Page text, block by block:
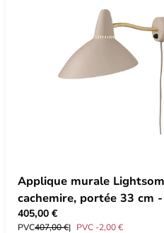
Applique murale
cachemire, portée 33 cm
Nordic
405,00 €
PVC407,00 € PVC -2,00 €